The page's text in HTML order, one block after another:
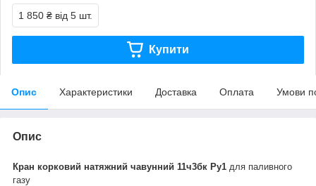
1 850 ₴ від 5 шт.
Купити
Опис Характеристики Доставка Оплата Умови
Опис
Кран корковий натяжний чавунний 11ч3бк Ру1 для паливного
газу